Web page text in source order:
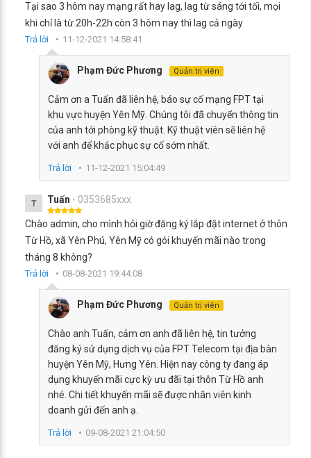
Tại sao 3 hôm nay mạng rất hay lag, lag từ sáng tới tối, mọi
khi chỉ là từ 20h-22h còn 3 hôm nay thì lag cả ngày
Trả lời 11-12-2021 14:58:41
Phạm Đức Phương Quản trị viên
Cảm ơn a Tuấn đã liên hệ, báo sự cố mạng FPT tại
khu vực huyện Yên Mỹ. Chúng tôi đã chuyển thông tin
của anh tới phòng kỹ thuật. Kỹ thuật viên sẽ liên hệ
với anh để khắc phục sự cố sớm nhất.
Trả lời 11-12-2021 15:04:49
T Tuấn - 0353685xxx
Chào admin, cho mình hỏi giờ đăng ký lắp đặt internet ở thôn
Từ Hồ, xã Yên Phú, Yên Mỹ có gói khuyến mãi nào trong
tháng 8 không?
Trả lời 08-08-2021 19:44:08
Phạm Đức Phương Quản trị viên
Chào anh Tuấn, cảm ơn anh đã liên hệ, tin tưởng
đăng ký sử dụng dịch vụ của FPT Telecom tại địa bàn
huyện Yên Mỹ, Hưng Yên. Hiện nay công ty đang áp
dụng khuyến mãi cực kỳ ưu đãi tại thôn Từ Hồ anh
nhé. Chi tiết khuyến mãi sẽ được nhân viên kinh
doanh gửi đến anh ạ.
Trả lời 09-08-2021 21:04:50